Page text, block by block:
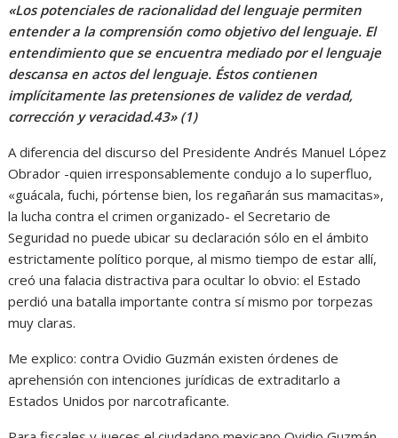
«Los potenciales de racionalidad del lenguaje permiten
entender a la comprensión como objetivo del lenguaje. El
entendimiento que se encuentra mediado por el lenguaje
descansa en actos del lenguaje. Éstos contienen
implícitamente las pretensiones de validez de verdad,
corrección y veracidad.43» (1)
A diferencia del discurso del Presidente Andrés Manuel López
Obrador -quien irresponsablemente condujo a lo superfluo,
«guácala, fuchi, pórtense bien, los regañarán sus mamacitas»,
la lucha contra el crimen organizado- el Secretario de
Seguridad no puede ubicar su declaración sólo en el ámbito
estrictamente político porque, al mismo tiempo de estar allí,
creó una falacia distractiva para ocultar lo obvio: el Estado
perdió una batalla importante contra sí mismo por torpezas
muy claras.
Me explico: contra Ovidio Guzmán existen órdenes de
aprehensión con intenciones jurídicas de extraditarlo a
Estados Unidos por narcotraficante.